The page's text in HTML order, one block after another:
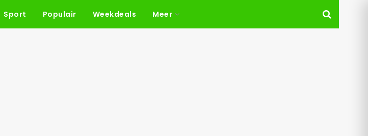
Sport Populair Weekdeals Meer